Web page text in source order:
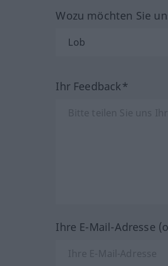
Wozu möchten Sie
Ihr Feedback*
Ihre E-Mail-Adresse